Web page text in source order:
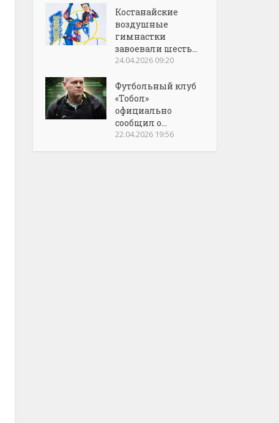
Костанайские
воздушные
гимнастки
завоевали шесть...
24.04.2026 09:20
Футбольный клуб
«Тобол»
официально
сообщил о...
22.04.2026 19:56